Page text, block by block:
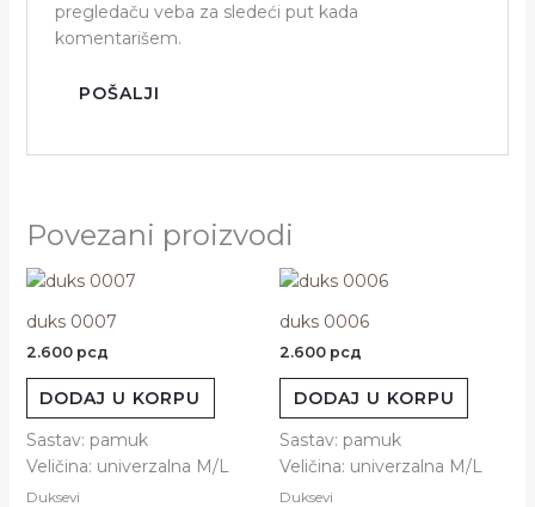
pregledaču veba za sledeći put kada
komentarišem.
Povezani proizvodi
duks 0007
2.600 рсд
DODAJ U KORPU
Sastav: pamuk
Veličina: univerzalna M/L
Duksevi
duks 0006
2.600 рсд
DODAJ U KORPU
Sastav: pamuk
Veličina: univerzalna M/L
Duksevi